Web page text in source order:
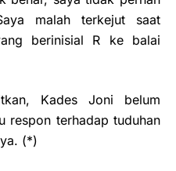
malah terkejut saat
berinisial R ke balai
Kades Joni belum
respon terhadap tuduhan
(*)